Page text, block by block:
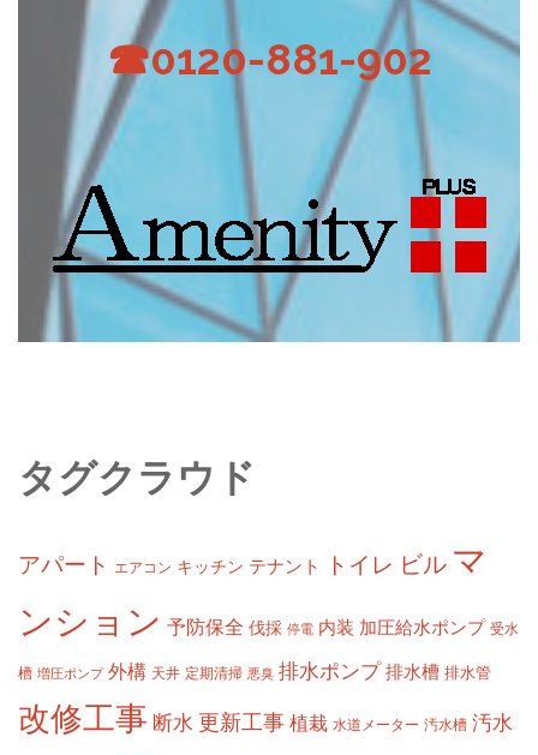
☎0120-881-902
タグクラウド
アパート エアコン キッチン テナント トイレ ビル マ
ンション 予防保全 伐採 停電 内装 加圧給水ポンプ 受水
槽 増圧ポンプ 外構 天井 定期清掃 悪臭 排水ポンプ 排水槽 排水管
改修工事 断水 更新工事 植栽 水道メーター 汚水槽 汚水